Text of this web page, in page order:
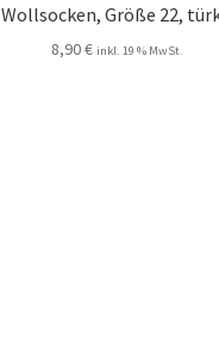
Wollsocken, Größe 22,
8,90€ inkl. 19 % MwSt.